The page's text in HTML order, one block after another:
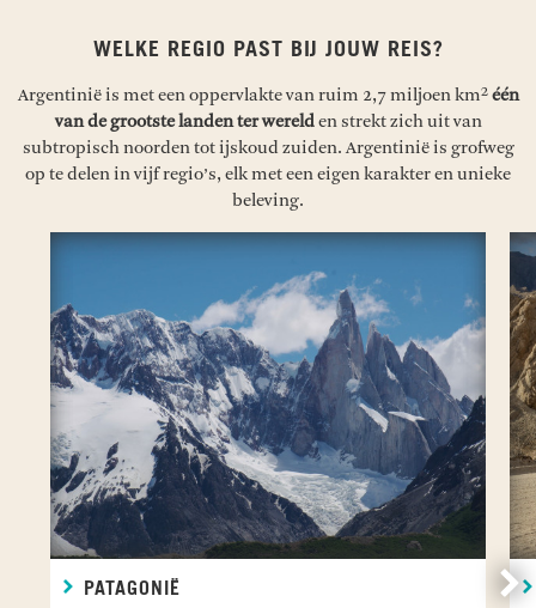
WELKE REGIO PAST BIJ JOUW REIS?
Argentinië is met een oppervlakte van ruim 2,7 miljoen km²één
van de grootste landen ter werelden strekt zich uit van
subtropisch noorden tot ijskoud zuiden. Argentinië is grofweg
op te delen in vijf regio’s, elk met een eigen karakter en unieke
beleving.
PATAGONIË